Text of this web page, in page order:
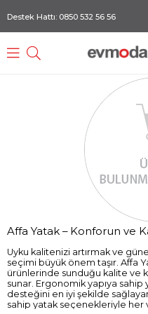
Destek Hattı: 0850 532 56 56
Affa Yatak – Konforun ve
Uyku kalitenizi artırmak ve
seçimi büyük önem taşır. Affa
ürünlerinde sunduğu kalite ve
sunar. Ergonomik yapıya
desteğini en iyi şekilde
sahip yatak seçenekleriyle her